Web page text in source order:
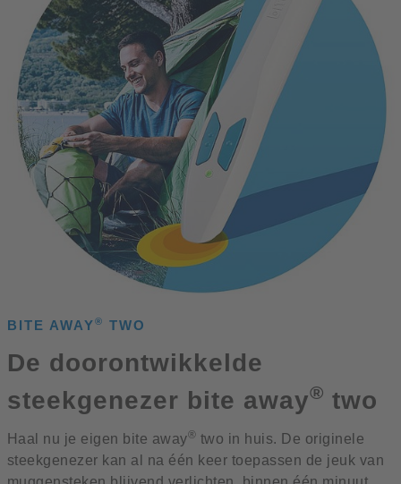
BITE AWAY® TWO
De doorontwikkelde
steekgenezer bite away® two
Haal nu je eigen bite away® two in huis. De originele
steekgenezer kan al na één keer toepassen de jeuk van